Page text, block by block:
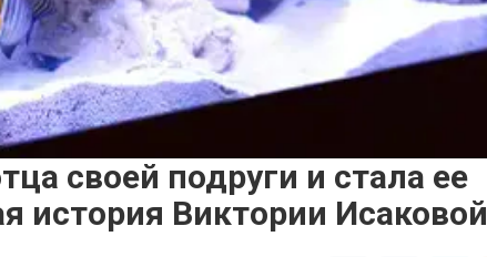
своей подруги и стала ее
история Виктории Исаковой